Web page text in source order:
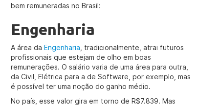
bem remuneradas no Brasil:
Engenharia
A área daEngenharia , tradicionalmente, atrai futuros
profissionais que estejam de olho em boas
remunerações. O salário varia de uma área para outra,
da Civil, Elétrica para a de Software, por exemplo, mas
é possível ter uma noção do ganho médio.
No país, esse valor gira em torno de R$7.839. Mas